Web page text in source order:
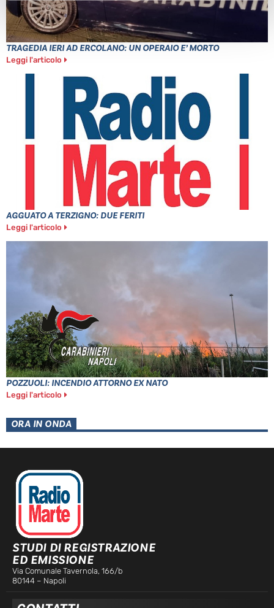
TRAGEDIA IERI AD ERCOLANO: UN OPERAIO E’ MORTO
Leggi l'articolo
AGGUATO A TERZIGNO: DUE FERITI
Leggi l'articolo
POZZUOLI: INCENDIO ATTORNO EX NATO
Leggi l'articolo
ORA IN ONDA
STUDI DI REGISTRAZIONE
ED EMISSIONE
Via Comunale Tavernola, 166/b
80144 – Napoli